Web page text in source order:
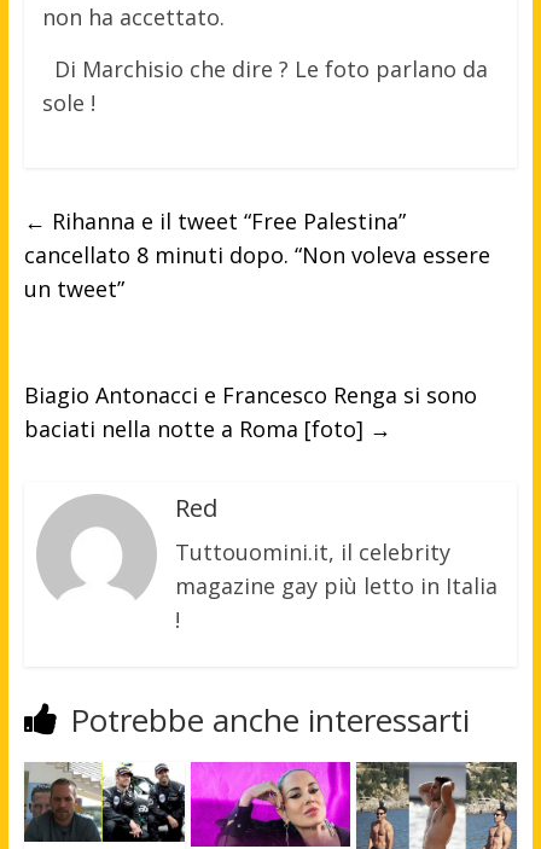
non ha accettato.
Di Marchisio che dire ? Le foto parlano da
sole !
← Rihanna e il tweet “Free Palestina”
cancellato 8 minuti dopo. “Non voleva essere
un tweet”
Biagio Antonacci e Francesco Renga si sono
baciati nella notte a Roma [foto] →
Red
Tuttouomini.it, il celebrity
magazine gay più letto in Italia
!
Potrebbe anche interessarti